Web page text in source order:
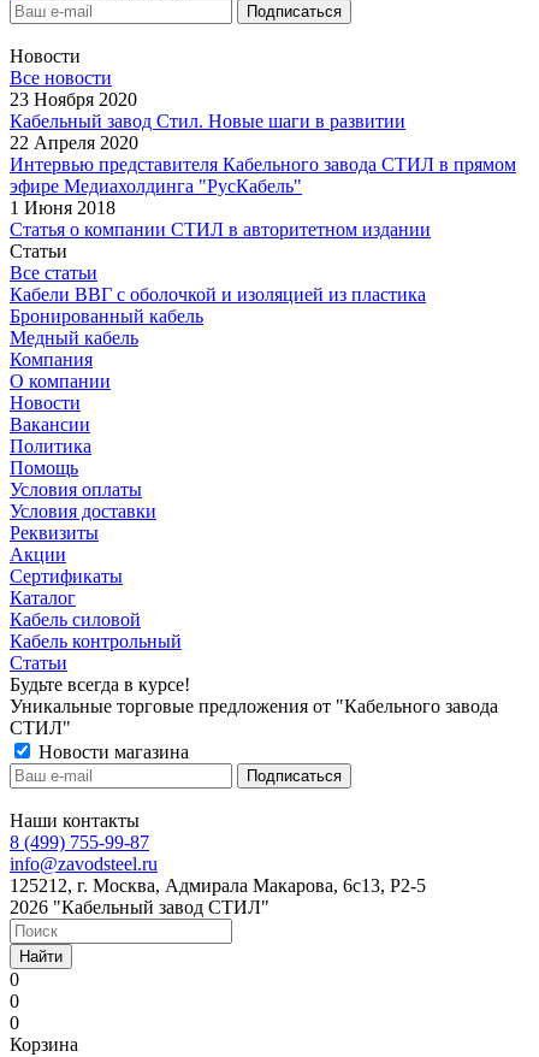
Новости
Все новости
23 Ноября 2020
Кабельный завод Стил. Новые шаги в развитии
22 Апреля 2020
Интервью представителя Кабельного завода СТИЛ в прямом
эфире Медиахолдинга "РусКабель"
1 Июня 2018
Статья о компании СТИЛ в авторитетном издании
Статьи
Все статьи
Кабели ВВГ с оболочкой и изоляцией из пластика
Бронированный кабель
Медный кабель
Компания
О компании
Новости
Вакансии
Политика
Помощь
Условия оплаты
Условия доставки
Реквизиты
Акции
Сертификаты
Каталог
Кабель силовой
Кабель контрольный
Статьи
Будьте всегда в курсе!
Уникальные торговые предложения от "Кабельного завода
СТИЛ"
Новости магазина
Наши контакты
8 (499) 755-99-87
info@zavodsteel.ru
125212, г. Москва, Адмирала Макарова, 6с13, Р2-5
2026 "Кабельный завод СТИЛ"
Найти
0
0
0
Корзина